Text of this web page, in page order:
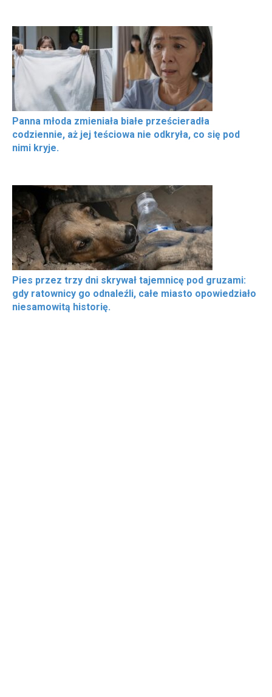
Panna młoda zmieniała białe prześcieradła
codziennie, aż jej teściowa nie odkryła, co się pod
nimi kryje.
Pies przez trzy dni skrywał tajemnicę pod gruzami:
gdy ratownicy go odnaleźli, całe miasto opowiedziało
niesamowitą historię.